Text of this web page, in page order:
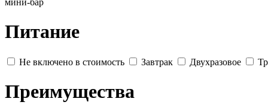
Питание
Не включено в стоимость Завтрак Двухразовое
Преимущества